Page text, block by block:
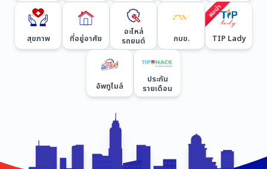
สุขภาพ ที่อยู่อาศัย
อะไหล่
รถยนต์
กบข. TIP Lady
อัพทูไมล์
ประกัน
รายเดือน